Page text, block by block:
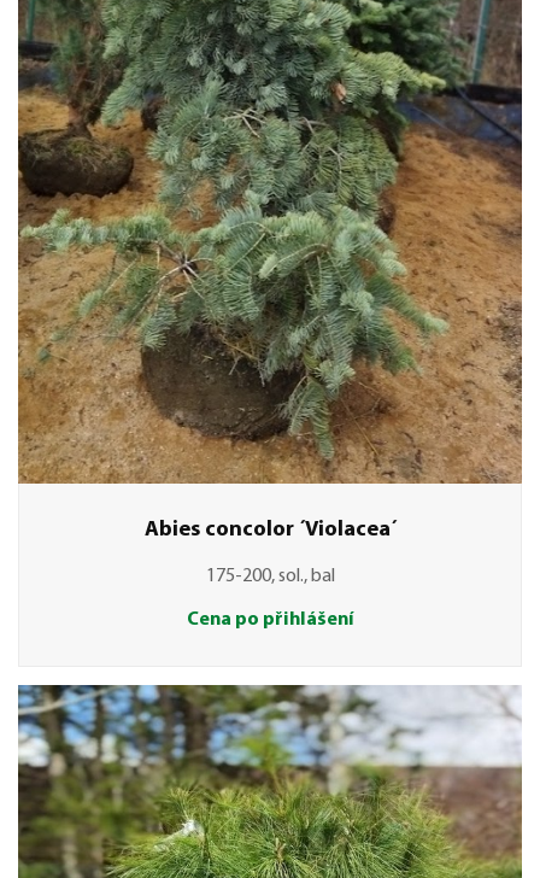
Abies concolor ´Violacea´
175-200, sol., bal
Cena po přihlášení